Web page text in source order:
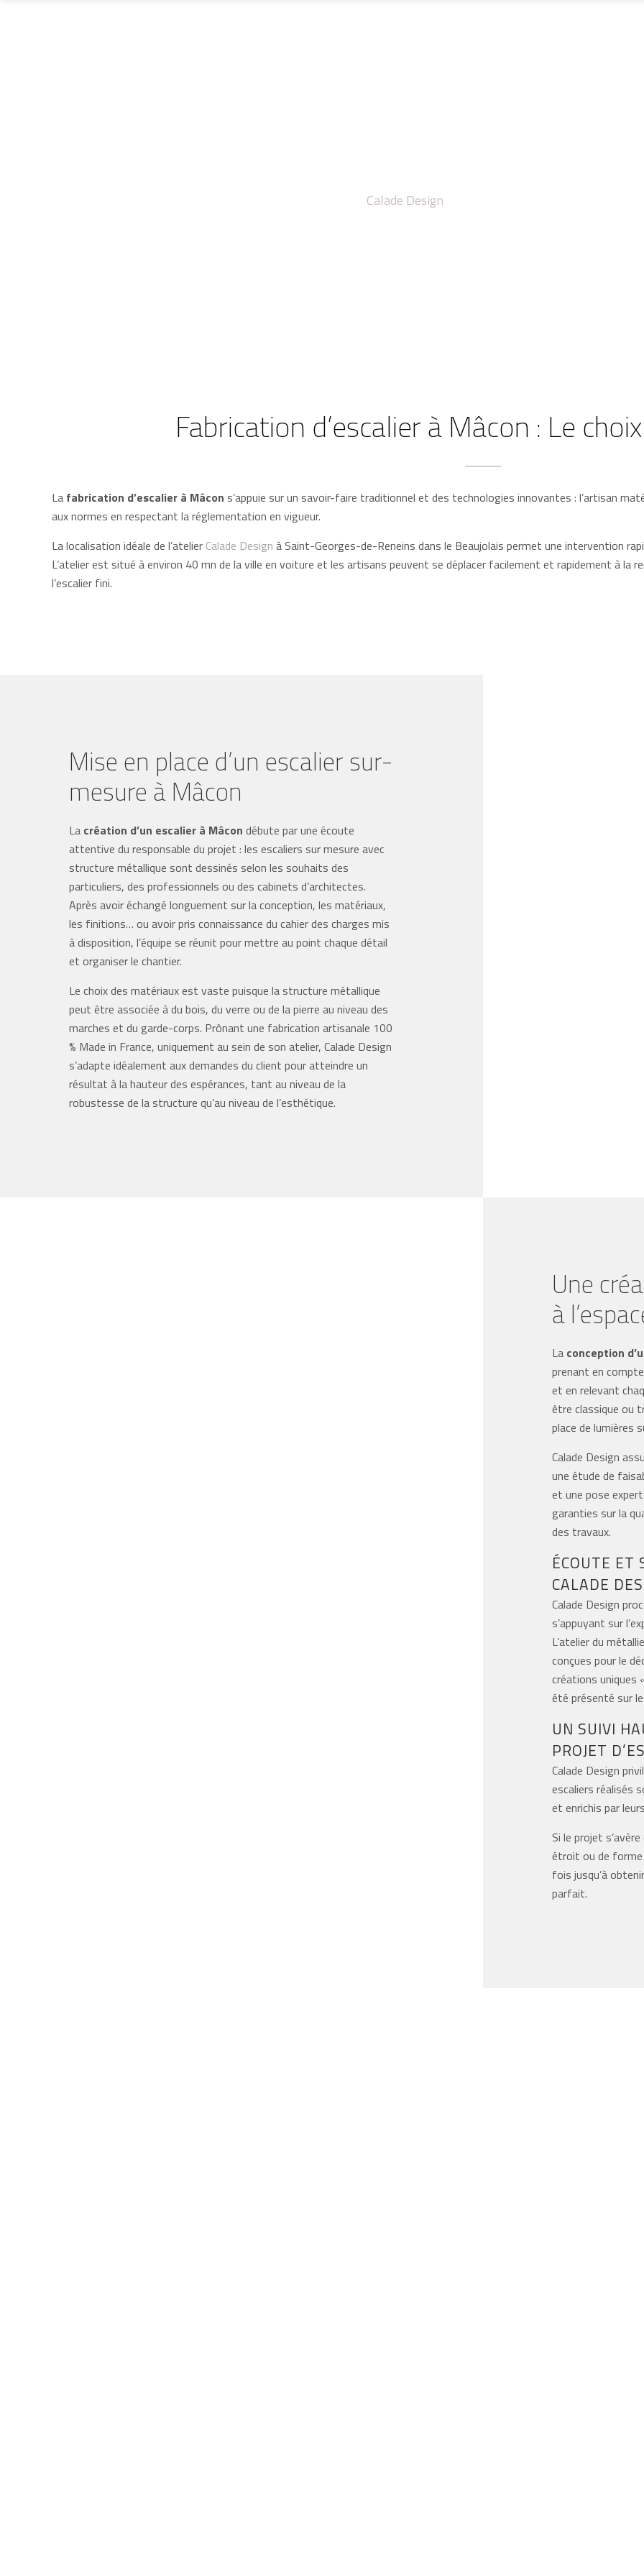
Calade Design
Fabrication d’escalier à Mâcon : Le
La fabrication d’escalier à Mâcon s’appuie sur un savoir-faire traditionnel et des technologies innovantes : l’artisan
aux normes en respectant la réglementation en vigueur.
La localisation idéale de l’atelier Calade Design à Saint-Georges-de-Reneins dans le Beaujolais permet une intervention
L’atelier est situé à environ 40 mn de la ville en voiture et les artisans peuvent se déplacer facilement et rapidement à la
l’escalier fini.
Mise en place d’un escalier sur-
mesure à Mâcon
La création d’un escalier à Mâcon débute par une écoute
attentive du responsable du projet : les escaliers sur mesure avec
structure métallique sont dessinés selon les souhaits des
particuliers, des professionnels ou des cabinets d’architectes.
Après avoir échangé longuement sur la conception, les matériaux,
les finitions… ou avoir pris connaissance du cahier des charges mis
à disposition, l’équipe se réunit pour mettre au point chaque détail
et organiser le chantier.
Le choix des matériaux est vaste puisque la structure métallique
peut être associée à du bois, du verre ou de la pierre au niveau des
marches et du garde-corps. Prônant une fabrication artisanale 100
% Made in France, uniquement au sein de son atelier, Calade Design
s’adapte idéalement aux demandes du client pour atteindre un
résultat à la hauteur des espérances, tant au niveau de la
robustesse de la structure qu’au niveau de l’esthétique.
Une
à
La conception
prenant en
et en relevant
être classique ou
place de lumières
Calade Design
une étude de
et une pose
garanties sur la
des travaux.
ÉCOUTE ET
CALADE
Calade Design
s’appuyant sur
L’atelier du
conçues pour le
créations uniques
été présenté sur
UN SUIVI
PROJET
Calade Design
escaliers réalisés
et enrichis par
Si le projet
étroit ou de forme
fois jusqu’à
parfait.